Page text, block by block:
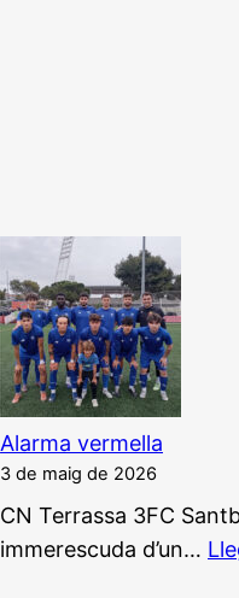
Alarma vermella
3 de maig de 2026
CN Terrassa 3FC
immerescuda d’un…